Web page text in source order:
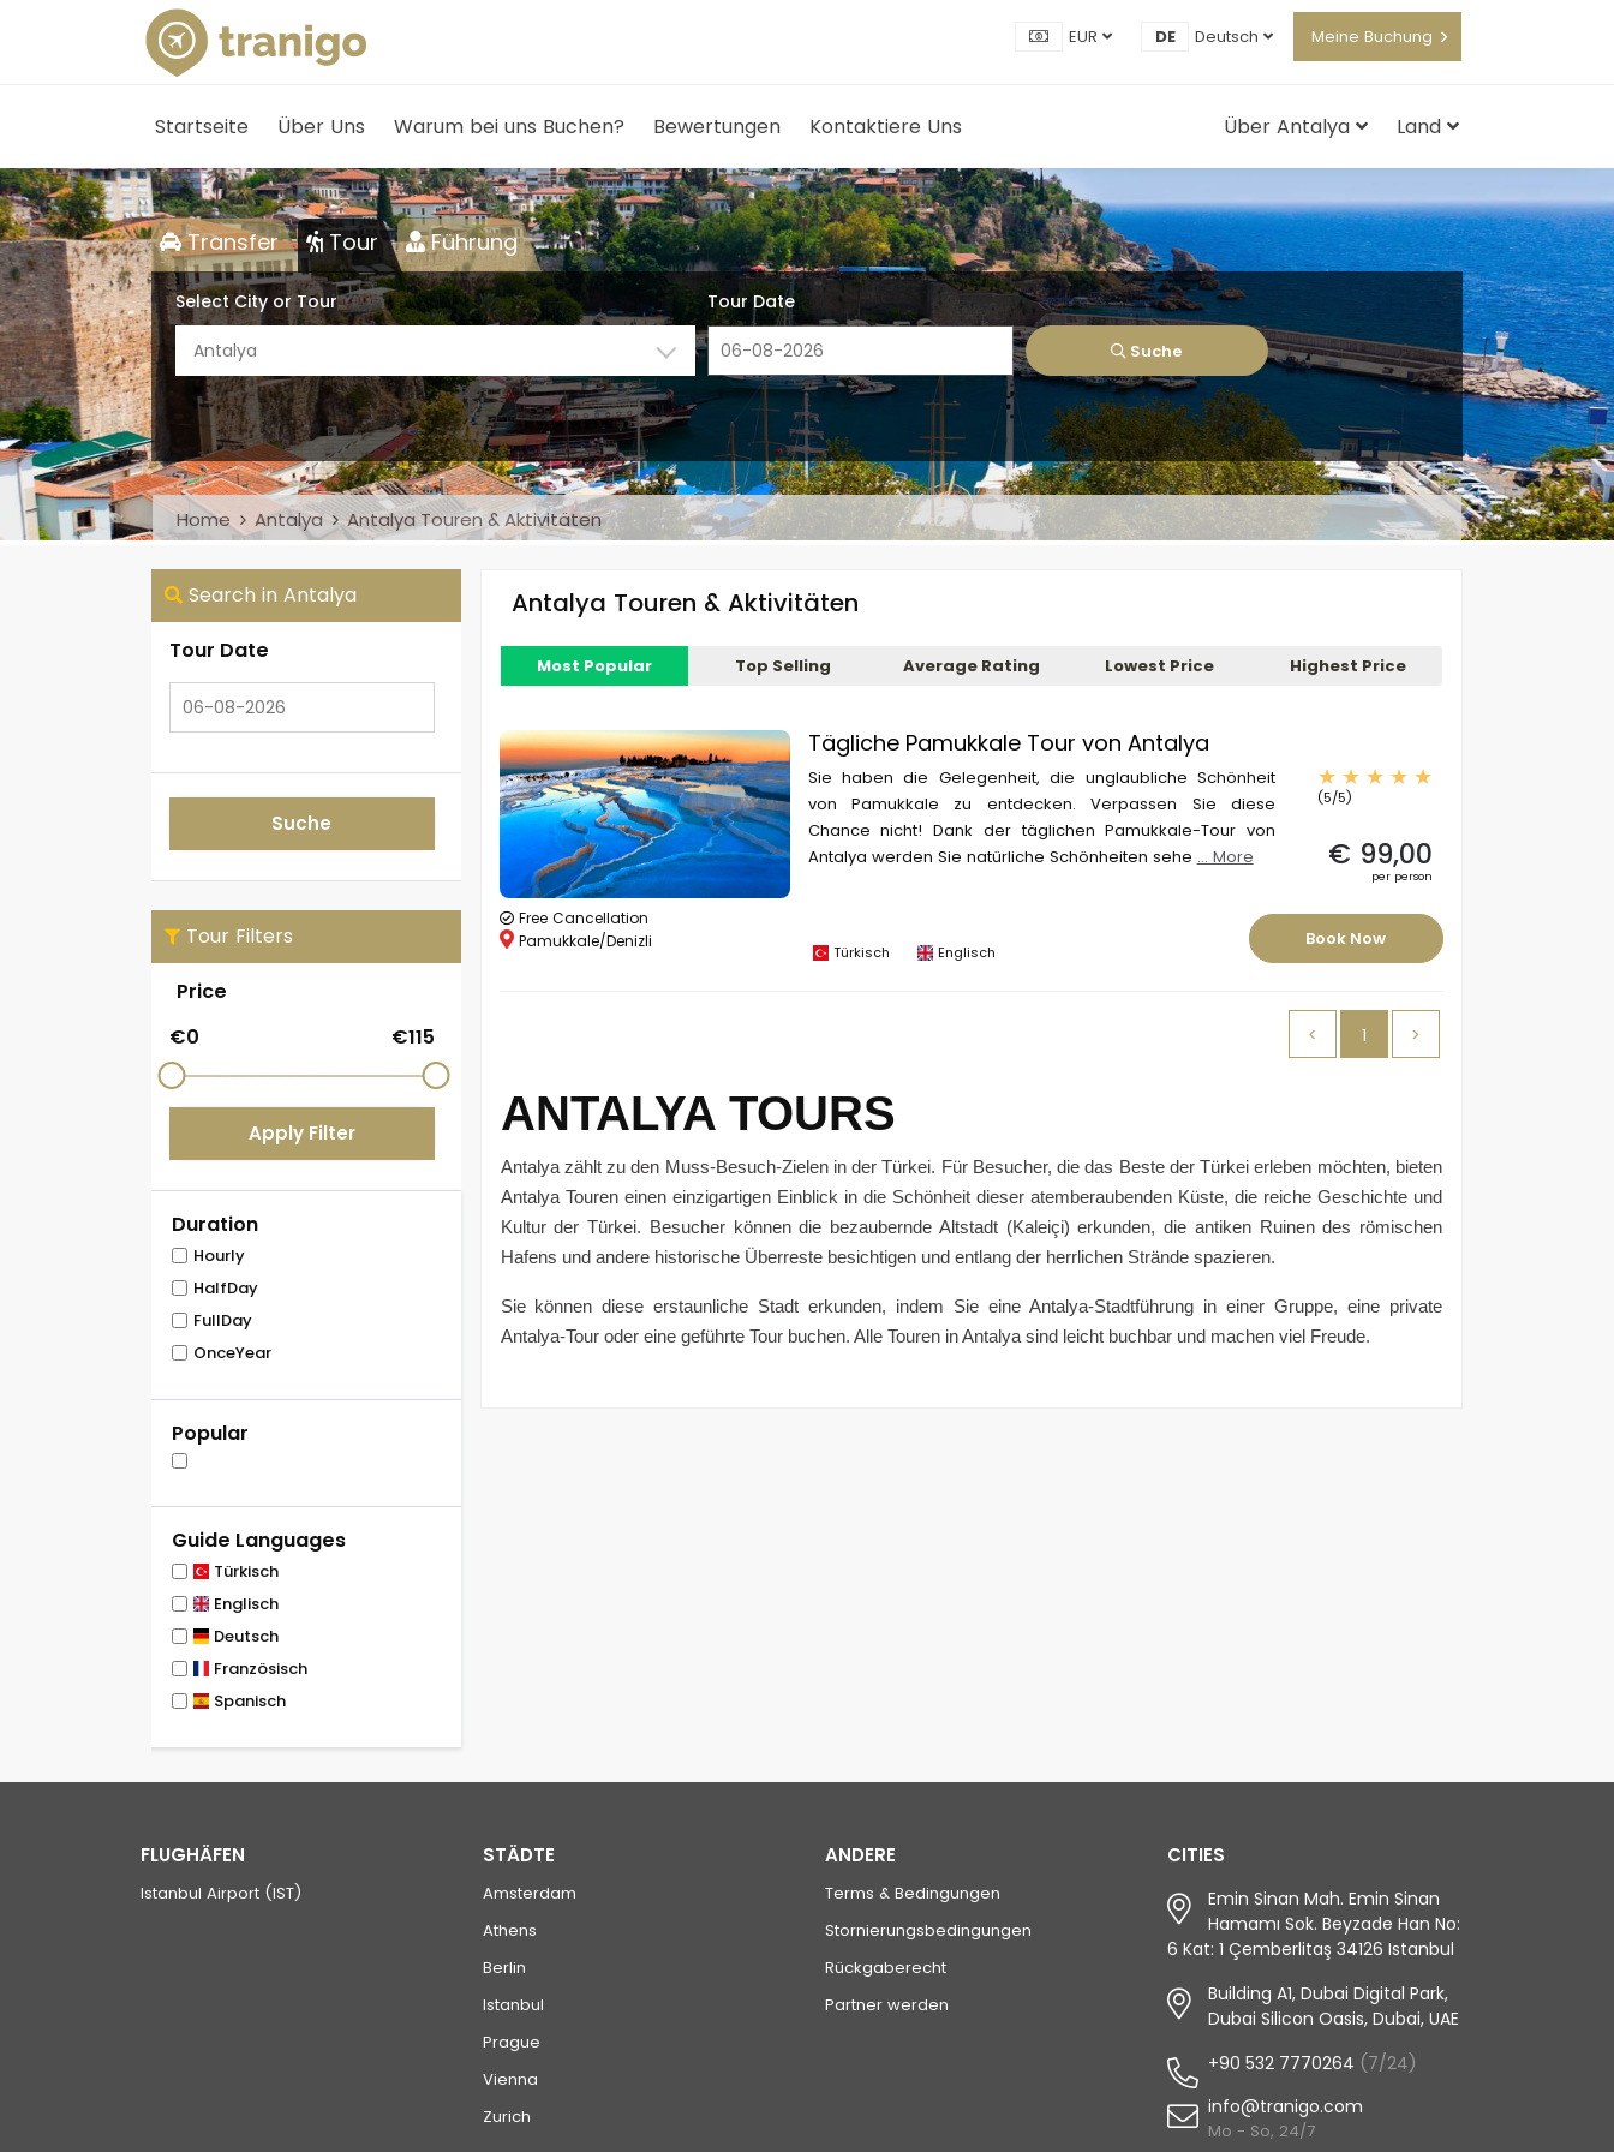
EUR DE Deutsch Meine Buchung
Startseite Über Uns Warum bei uns Buchen? Bewertungen Kontaktiere Uns Land
Über Antalya
Transfer Tour Führung
Select City or Tour
Antalya
Tour Date
Suche
Home Antalya Antalya Touren & Aktivitäten
Search in Antalya
Tour Date
Suche
Tour Filters
Price
€0 115
€
Apply Filter
Duration
Hourly
HalfDay
FullDay
OnceYear
Popular
Guide Languages
Türkisch
Englisch
Deutsch
Französisch
Spanisch
Antalya Touren & Aktivitäten
Most Popular Top Selling Average Rating Lowest Price Highest Price
Free Cancellation
Pamukkale/Denizli
Tägliche Pamukkale Tour von Antalya
Sie haben die Gelegenheit, die unglaubliche Schönheit
von Pamukkale zu entdecken. Verpassen Sie diese
Chance nicht! Dank der täglichen Pamukkale-Tour von
Antalya werden Sie natürliche Schönheiten sehe ... More
(5/5)
€ 99,00
per person
Türkisch Englisch
Book Now
< 1 >
ANTALYA TOURS
Antalya zählt zu den Muss-Besuch-Zielen in der Türkei. Für Besucher, die das Beste der Türkei erleben möchten, bieten
Antalya Touren einen einzigartigen Einblick in die Schönheit dieser atemberaubenden Küste, die reiche Geschichte und
Kultur der Türkei. Besucher können die bezaubernde Altstadt (Kaleiçi) erkunden, die antiken Ruinen des römischen
Hafens und andere historische Überreste besichtigen und entlang der herrlichen Strände spazieren.
Sie können diese erstaunliche Stadt erkunden, indem Sie eine Antalya-Stadtführung in einer Gruppe, eine private
Antalya-Tour oder eine geführte Tour buchen. Alle Touren in Antalya sind leicht buchbar und machen viel Freude.
FLUGHÄFEN
Istanbul Airport (IST)
STÄDTE
Amsterdam
Athens
Berlin
Istanbul
Prague
Vienna
Zurich
ANDERE
Terms & Bedingungen
Stornierungsbedingungen
Rückgaberecht
Partner werden
CITIES
Emin Sinan Mah. Emin Sinan
Hamamı Sok. Beyzade Han No:
6 Kat: 1 Çemberlitaş 34126 Istanbul
Building A1, Dubai Digital Park,
Dubai Silicon Oasis, Dubai, UAE
+90 532 7770264 (7/24)
info@tranigo.com
Mo - So, 24/7